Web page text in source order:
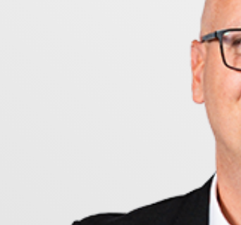
älven alldeles inpå knuten,
funktion och livskvalitet, varmt